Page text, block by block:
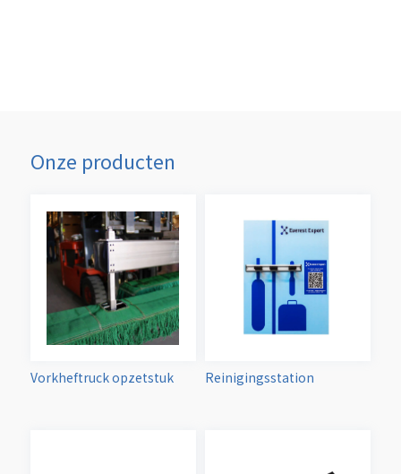
Onze producten
Vorkheftruck opzetstuk Reinigingsstation